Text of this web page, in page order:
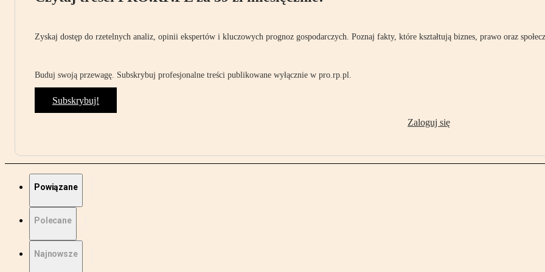
Zyskaj dostęp do rzetelnych analiz, opinii ekspertów i kluczowych prognoz gospodarczych. Poznaj fakty, które kształtują biznes, prawo oraz
Buduj swoją przewagę. Subskrybuj profesjonalne treści publikowane wyłącznie w pro.rp.pl.
Subskrybuj!
Zaloguj się
Powiązane
Polecane
Najnowsze